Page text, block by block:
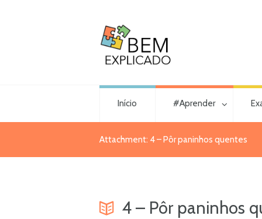
Início #Aprender
Attachment: 4 – Pôr paninhos quentes
4 – Pôr paninhos